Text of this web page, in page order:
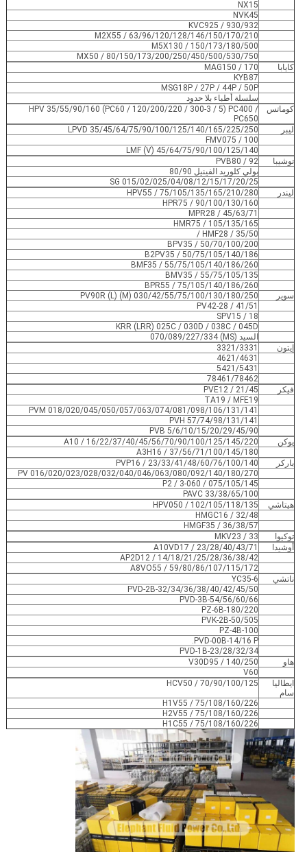
NX15
NVK45
KVC925 / 930/932
M2X55 / 63/96/120/128/146/150/170/210
M5X130 / 150/173/180/500
MX50 / 80/150/173/200/250/450/500/530/750
كايابا
MAG150 / 170
KYB87
MSG18P / 27P / 44P / 50P
سلسلة أطباء بلا حدود
كوماتس
HPV 35/55/90/160 (PC60 / 120/200/220 / 300-3 / 5) PC400 /
PC650
ليبر
LPVD 35/45/64/75/90/100/125/140/165/225/250
FMV075 / 100
LMF (V) 45/64/75/90/100/125/140
توشيبا
PVB80 / 92
بولي كلوريد الفينيل 80/90
SG 015/02/025/04/08/12/15/17/20/25
ليندر
HPV55 / 75/105/135/165/210/280
HPR75 / 90/100/130/160
MPR28 / 45/63/71
HMR75 / 105/135/165
HMF28 / 35/50 /
BPV35 / 50/70/100/200
B2PV35 / 50/75/105/140/186
BMF35 / 55/75/105/140/186/260
BMV35 / 55/75/105/135
BPR55 / 75/105/140/186/260
سوير
PV90R (L) (M) 030/42/55/75/100/130/180/250
PV42-28 / 41/51
SPV15 / 18
KRR (LRR) 025C / 030D / 038C / 045D
السيد (MS) 070/089/227/334
إيتون
3321/3331
4621/4631
5421/5431
78461/78462
فيكر
PVE12 / 21/45
TA19 / MFE19
PVM 018/020/045/050/057/063/074/081/098/106/131/141
PVH 57/74/98/131/141
PVB 5/6/10/15/20/29/45/90
يوكن
A10 / 16/22/37/40/45/56/70/90/100/125/145/220
A3H16 / 37/56/71/100/145/180
باركر
PVP16 / 23/33/41/48/60/76/100/140
PV 016/020/023/028/032/040/046/063/080/092/140/180/270
P2 / 3-060 / 075/105/145
PAVC 33/38/65/100
هيتاشي
HPV050 / 102/105/118/135
HMGC16 / 32/48
HMGF35 / 36/38/57
توكيوا
MKV23 / 33
أوشيدا
A10VD17 / 23/28/40/43/71
AP2D12 / 14/18/21/25/28/36/38/42
A8VO55 / 59/80/86/107/115/172
ناتشي
YC35-6
PVD-2B-32/34/36/38/40/42/45/50
PVD-3B-54/56/60/66
PZ-6B-180/220
PVK-2B-50/505
PZ-4B-100
PVD-00B-14/16 P.
PVD-1B-23/28/32/34
هاو
V30D95 / 140/250
V60
ايطاليا
سام
HCV50 / 70/90/100/125
H1V55 / 75/108/160/226
H2V55 / 75/108/160/226
H1C55 / 75/108/160/226